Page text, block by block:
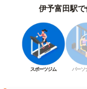
伊予富田駅
スポーツジム パーソ